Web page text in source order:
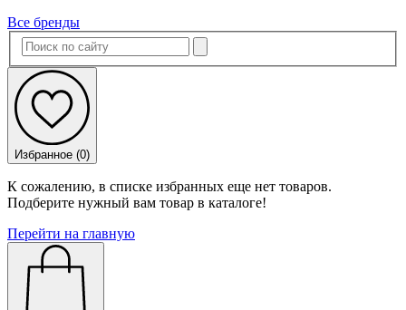
Все бренды
Избранное (0)
К сожалению, в списке избранных еще нет товаров.
Подберите нужный вам товар в каталоге!
Перейти на главную